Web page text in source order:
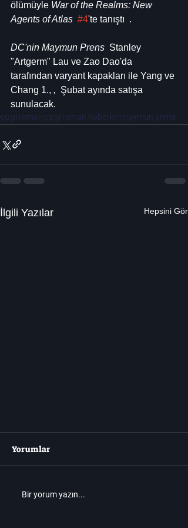
ölümüyle War of the Realms: New
Agents of Atlas #4'te tanıştı  .
DC'nin Maymun Prens Stanley
"Artgerm" Lau ve Zao Dao'da
tarafından varyant kapakları ile Yang ve
Chang 1., , Şubat ayında satışa
sunulacak.
çizgi roman çizgi roman haberleri maymun prens
İlgili Yazılar Hepsini Gör
Yorumlar
Bir yorum yazın...